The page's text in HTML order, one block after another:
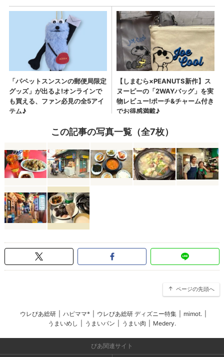
この記事の写真一覧（全7枚）
ページの先頭へ
ウレぴあ総研 ハピママ* ウレぴあ総研 ディズニー特集 mimot.
うまいめし
うまいパン うまい肉 Medery.
ぴあ関連サイト